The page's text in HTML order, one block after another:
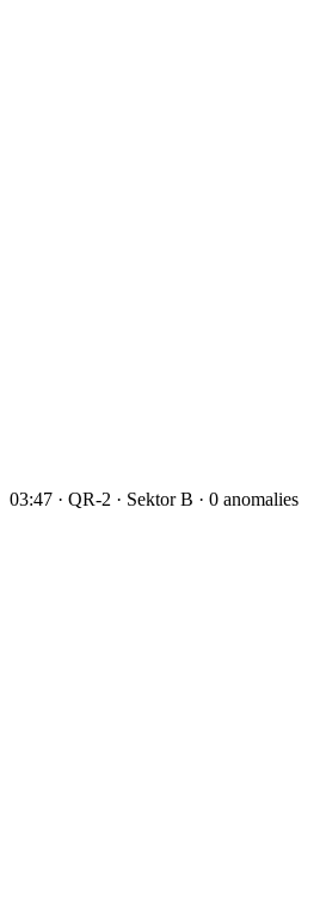
03:47 · QR-2 · Sektor B · 0 anomalies